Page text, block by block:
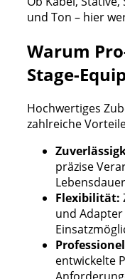
und Ton – hier
Warum
Stage-
Hochwertiges
zahlreiche
präzise
Flexibilität:
und
entwickelte